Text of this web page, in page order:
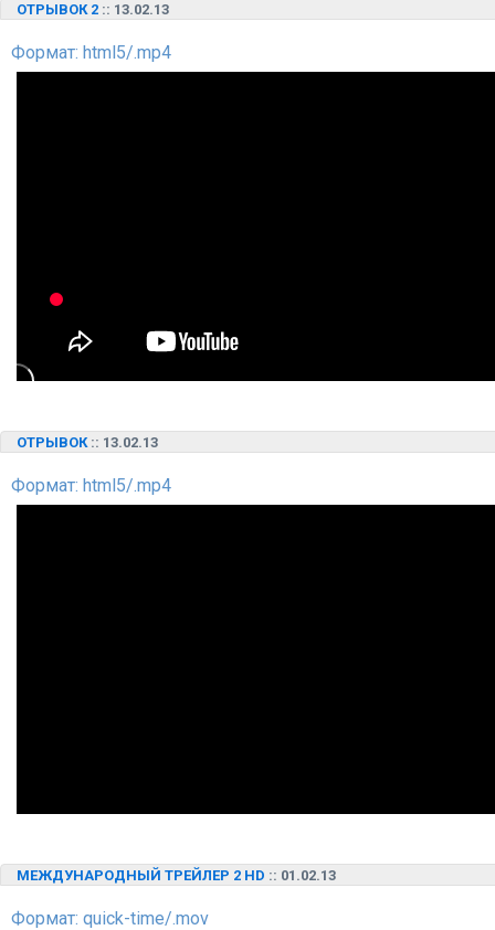
ОТРЫВОК 2 :: 13.02.13
Формат: html5/.mp4
ОТРЫВОК :: 13.02.13
Формат: html5/.mp4
МЕЖДУНАРОДНЫЙ ТРЕЙЛЕР 2 HD :: 01.02.13
Формат: quick-time/.mov